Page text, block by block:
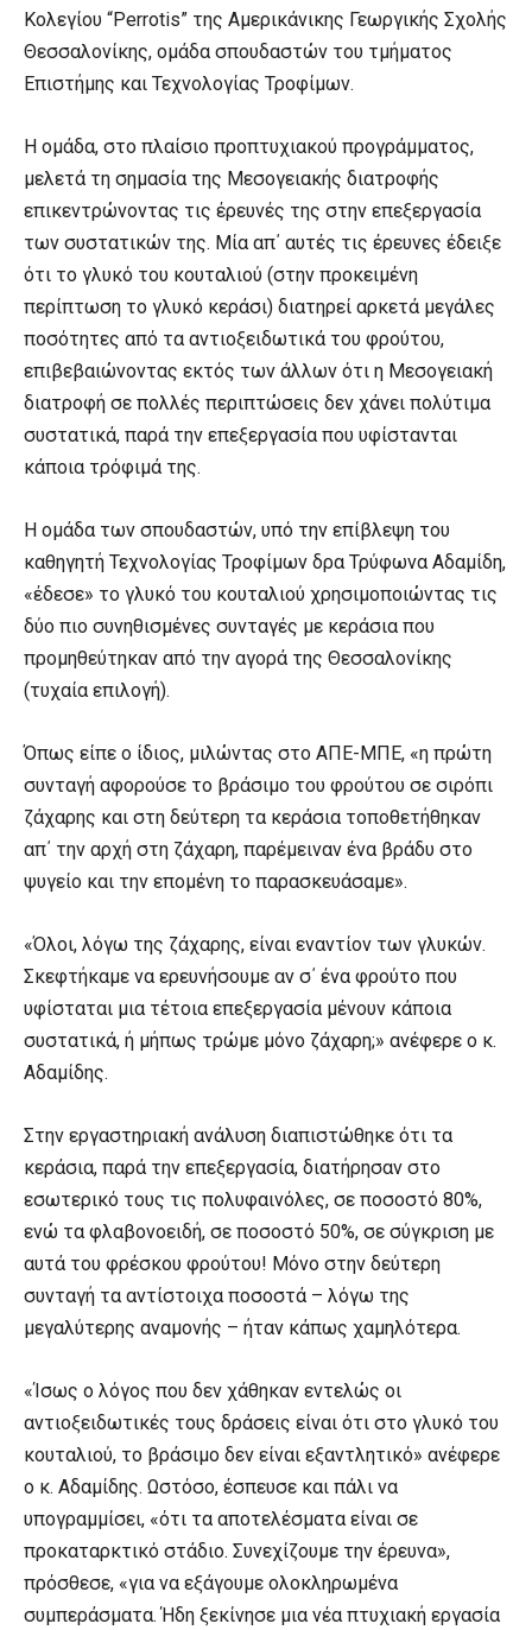
Κολεγίου “Perrotis” της Αμερικάνικης Γεωργικής Σχολής
Θεσσαλονίκης, ομάδα σπουδαστών του τμήματος
Επιστήμης και Τεχνολογίας Τροφίμων.
Η ομάδα, στο πλαίσιο προπτυχιακού προγράμματος,
μελετά τη σημασία της Μεσογειακής διατροφής
επικεντρώνοντας τις έρευνές της στην επεξεργασία
των συστατικών της. Μία απ΄ αυτές τις έρευνες έδειξε
ότι το γλυκό του κουταλιού (στην προκειμένη
περίπτωση το γλυκό κεράσι) διατηρεί αρκετά μεγάλες
ποσότητες από τα αντιοξειδωτικά του φρούτου,
επιβεβαιώνοντας εκτός των άλλων ότι η Μεσογειακή
διατροφή σε πολλές περιπτώσεις δεν χάνει πολύτιμα
συστατικά, παρά την επεξεργασία που υφίστανται
κάποια τρόφιμά της.
Η ομάδα των σπουδαστών, υπό την επίβλεψη του
καθηγητή Τεχνολογίας Τροφίμων δρα Τρύφωνα Αδαμίδη,
«έδεσε» το γλυκό του κουταλιού χρησιμοποιώντας τις
δύο πιο συνηθισμένες συνταγές με κεράσια που
προμηθεύτηκαν από την αγορά της Θεσσαλονίκης
(τυχαία επιλογή).
Όπως είπε ο ίδιος, μιλώντας στο ΑΠΕ-ΜΠΕ, «η πρώτη
συνταγή αφορούσε το βράσιμο του φρούτου σε σιρόπι
ζάχαρης και στη δεύτερη τα κεράσια τοποθετήθηκαν
απ΄ την αρχή στη ζάχαρη, παρέμειναν ένα βράδυ στο
ψυγείο και την επομένη το παρασκευάσαμε».
«Όλοι, λόγω της ζάχαρης, είναι εναντίον των γλυκών.
Σκεφτήκαμε να ερευνήσουμε αν σ΄ ένα φρούτο που
υφίσταται μια τέτοια επεξεργασία μένουν κάποια
συστατικά, ή μήπως τρώμε μόνο ζάχαρη;» ανέφερε ο κ.
Αδαμίδης.
Στην εργαστηριακή ανάλυση διαπιστώθηκε ότι τα
κεράσια, παρά την επεξεργασία, διατήρησαν στο
εσωτερικό τους τις πολυφαινόλες, σε ποσοστό 80%,
ενώ τα φλαβονοειδή, σε ποσοστό 50%, σε σύγκριση με
αυτά του φρέσκου φρούτου! Μόνο στην δεύτερη
συνταγή τα αντίστοιχα ποσοστά – λόγω της
μεγαλύτερης αναμονής – ήταν κάπως χαμηλότερα.
«Ίσως ο λόγος που δεν χάθηκαν εντελώς οι
αντιοξειδωτικές τους δράσεις είναι ότι στο γλυκό του
κουταλιού, το βράσιμο δεν είναι εξαντλητικό» ανέφερε
ο κ. Αδαμίδης. Ωστόσο, έσπευσε και πάλι να
υπογραμμίσει, «ότι τα αποτελέσματα είναι σε
προκαταρκτικό στάδιο. Συνεχίζουμε την έρευνα»,
πρόσθεσε, «για να εξάγουμε ολοκληρωμένα
συμπεράσματα. Ήδη ξεκίνησε μια νέα πτυχιακή εργασία